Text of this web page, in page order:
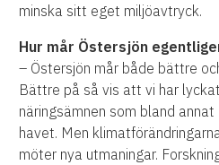
minska sitt eget miljöavtryck.
Hur mår Östersjön
– Östersjön mår både bättre
Bättre på så vis att vi har
näringsämnen som bland
havet. Men
möter nya utmaningar.